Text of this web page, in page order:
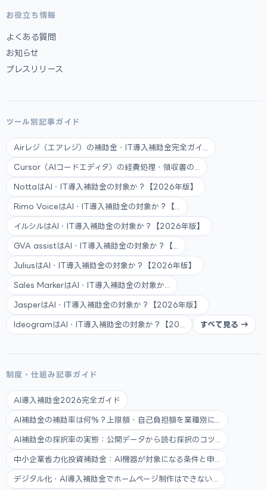
お役立ち情報
よくある質問
お知らせ
プレスリリース
ツール別記事ガイド
Airレジ（エアレジ）の補助金・IT導入補助金完全ガイ...
Cursor（AIコードエディタ）の経費処理・領収書の...
NottaはAI・IT導入補助金の対象か？【2026年版】
Rimo VoiceはAI・IT導入補助金の対象か？【...
イルシルはAI・IT導入補助金の対象か？【2026年版】
GVA assistはAI・IT導入補助金の対象か？【...
JuliusはAI・IT導入補助金の対象か？【2026年版】
Sales MarkerはAI・IT導入補助金の対象か...
JasperはAI・IT導入補助金の対象か？【2026年版】
IdeogramはAI・IT導入補助金の対象か？【20... すべて見る →
制度・仕組み記事ガイド
AI導入補助金2026完全ガイド
AI補助金の補助率は何%？上限額・自己負担額を業種別に...
AI補助金の採択率の実態：公開データから読む採択のコツ...
中小企業省力化投資補助金：AI機器が対象になる条件と申...
デジタル化・AI導入補助金でホームページ制作はできない...